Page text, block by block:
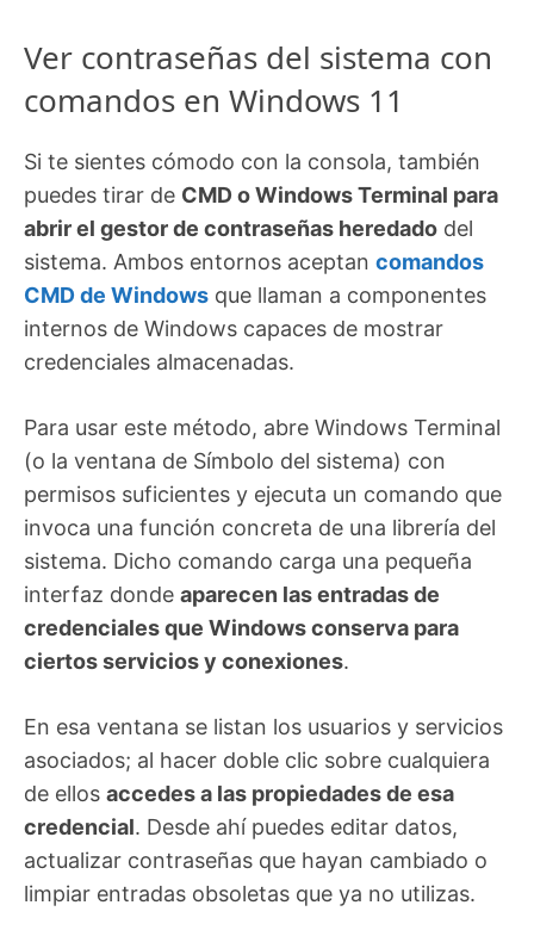
Ver contraseñas del sistema con
comandos en Windows 11
Si te sientes cómodo con la consola, también
puedes tirar de CMD o Windows Terminal para
abrir el gestor de contraseñas heredado del
sistema. Ambos entornos aceptan comandos
CMD de Windows que llaman a componentes
internos de Windows capaces de mostrar
credenciales almacenadas.
Para usar este método, abre Windows Terminal
(o la ventana de Símbolo del sistema) con
permisos suficientes y ejecuta un comando que
invoca una función concreta de una librería del
sistema. Dicho comando carga una pequeña
interfaz donde aparecen las entradas de
credenciales que Windows conserva para
ciertos servicios y conexiones.
En esa ventana se listan los usuarios y servicios
asociados; al hacer doble clic sobre cualquiera
de ellos accedes a las propiedades de esa
credencial. Desde ahí puedes editar datos,
actualizar contraseñas que hayan cambiado o
limpiar entradas obsoletas que ya no utilizas.